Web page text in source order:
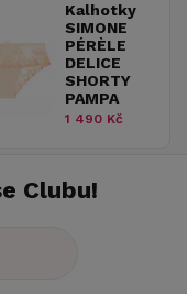
Kalhotky
SIMONE
PÉRÈLE
DELICE
SHORTY
PAMPA
1 490 Kč
Clubu!